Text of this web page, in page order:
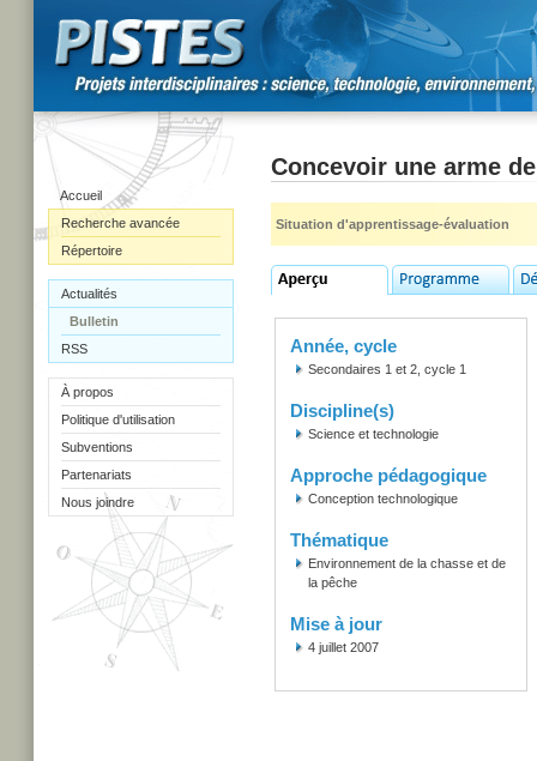
Accueil
Recherche avancée
Répertoire
Actualités
Bulletin
RSS
À propos
Politique d'utilisation
Subventions
Partenariats
Nous joindre
Concevoir une arme
Situation d'apprentissage-évaluation
Année, cycle
Secondaires 1 et 2, cycle 1
Discipline(s)
Science et technologie
Approche pédagogique
Conception technologique
Thématique
Environnement de la chasse et de
la pêche
Mise à jour
4 juillet 2007